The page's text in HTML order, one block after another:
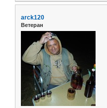
arck120
Ветеран